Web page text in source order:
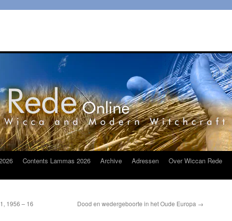
Contents Lammas 2026 Archive Adressen Over Wiccan Rede
1956 – 16
Dood en wedergeboorte in het Oude Europa →